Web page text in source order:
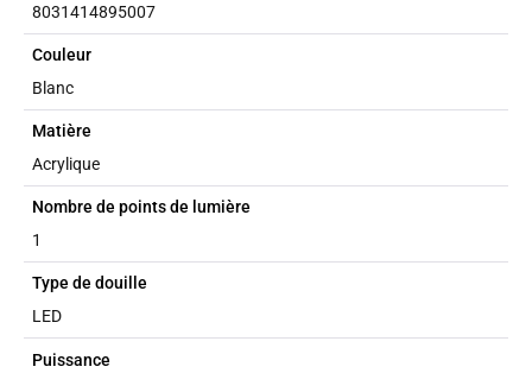
8031414895007
Couleur
Blanc
Matière
Acrylique
Nombre de points de lumière
1
Type de douille
LED
Puissance